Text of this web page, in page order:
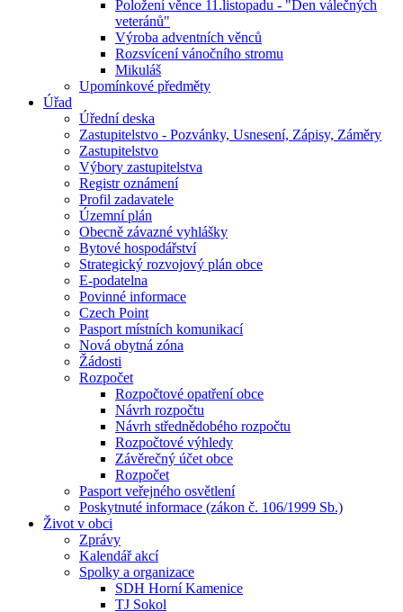
Položení věnce 11.listopadu - "Den válečných
veteránů"
Výroba adventních věnců
Rozsvícení vánočního stromu
Mikuláš
Upomínkové předměty
Úřad
Úřední deska
Zastupitelstvo - Pozvánky, Usnesení, Zápisy, Záměry
Zastupitelstvo
Výbory zastupitelstva
Registr oznámení
Profil zadavatele
Územní plán
Obecně závazné vyhlášky
Bytové hospodářství
Strategický rozvojový plán obce
E-podatelna
Povinné informace
Czech Point
Pasport místních komunikací
Nová obytná zóna
Žádosti
Rozpočet
Rozpočtové opatření obce
Návrh rozpočtu
Návrh střednědobého rozpočtu
Rozpočtové výhledy
Závěrečný účet obce
Rozpočet
Pasport veřejného osvětlení
Poskytnuté informace (zákon č. 106/1999 Sb.)
Život v obci
Zprávy
Kalendář akcí
Spolky a organizace
SDH Horní Kamenice
TJ Sokol